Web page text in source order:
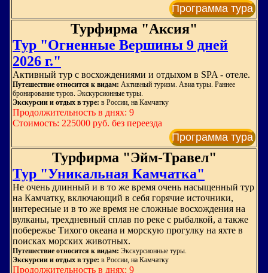
Программа тура
Турфирма "Аксия"
Тур "Огненные Вершины 9 дней
2026 г."
Активный тур с восхождениями и отдыхом в SPA - отеле.
Путешествие относится к видам: Активный туризм. Авиа туры. Раннее
бронирование туров. Экскурсионные туры.
Экскурсии и отдых в туре: в России, на Камчатку
Продолжительность в днях: 9
Стоимость: 225000 руб. без переезда
Программа тура
Турфирма "Эйм-Травел"
Тур "Уникальная Камчатка"
Не очень длинный и в то же время очень насыщенный тур
на Камчатку, включающий в себя горячие источники,
интересные и в то же время не сложные восхождения на
вулканы, трехдневный сплав по реке с рыбалкой, а также
побережье Тихого океана и морскую прогулку на яхте в
поисках морских животных.
Путешествие относится к видам: Экскурсионные туры.
Экскурсии и отдых в туре: в России, на Камчатку
Продолжительность в днях: 9